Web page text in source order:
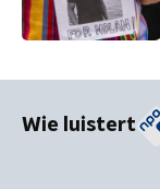
Wie luistert